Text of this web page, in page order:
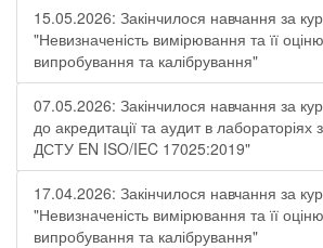
15.05.2026: Закінчилося навчання за
"Невизначеність вимірювання та її
випробування та калібрування"
07.05.2026: Закінчилося навчання за
до акредитації та аудит в лабораторіях
ДСТУ EN ISO/IEC 17025:2019"
17.04.2026: Закінчилося навчання за
"Невизначеність вимірювання та її
випробування та калібрування"